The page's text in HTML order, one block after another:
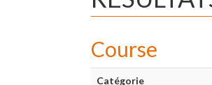
Course
Catégorie